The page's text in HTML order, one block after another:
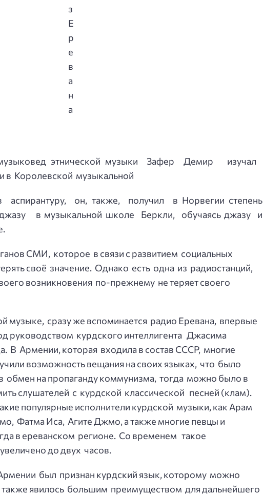
этнической музыки Зафер Демир изучал
Королевской музыкальной
аспирантуру, он, также, получил в Норвегии степень
в музыкальной школе Беркли, обучаясь джазу и
СМИ, которое в связи с развитием социальных
своё значение. Однако есть одна из радиостанций,
возникновения по-прежнему не теряет своего
музыке, сразу же вспоминается радио Еревана, впервые
руководством курдского интеллигента Джасима
В Армении, которая входила в состав СССР, многие
возможность вещания на своих языках, что было
обмен на пропаганду коммунизма, тогда можно было в
слушателей с курдской классической песней (клам).
популярные исполнители курдской музыки, как Арам
Фатма Иса, Агите Джмо, а также многие певцы и
в ереванском регионе. Со временем такое
до двух часов.
был признан курдский язык, которому можно
явилось большим преимуществом для дальнейшего